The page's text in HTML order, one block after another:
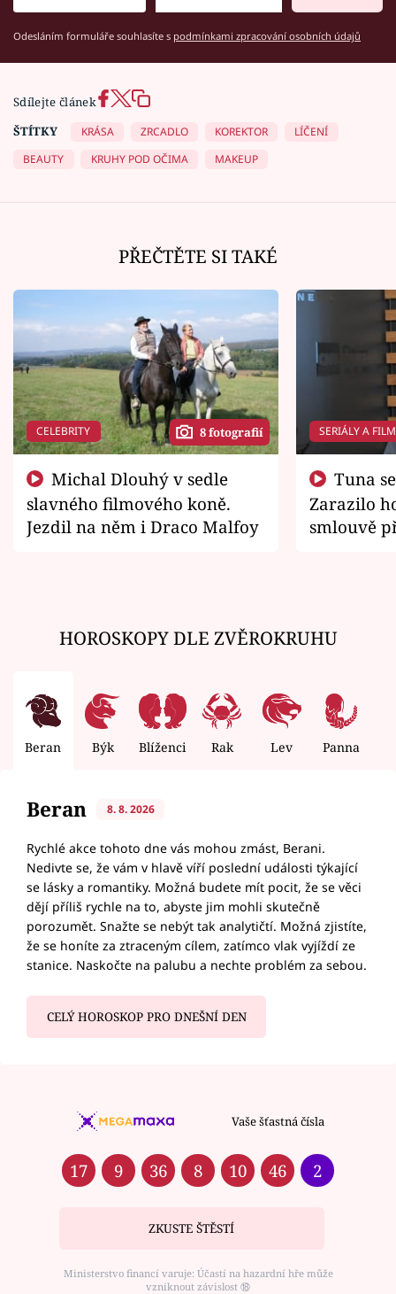
Odesláním formuláře souhlasíte s podmínkami zpracování osobních údajů
Sdílejte článek
ŠTÍTKY
KRÁSA ZRCADLO KOREKTOR
LÍČENÍ
BEAUTY
KRUHY POD OČIMA MAKEUP
PŘEČTĚTE SI TAKÉ
CELEBRITY 8 fotografií
slavného filmového koně.
Jezdil na něm i Draco Malfoy
SERIÁLY A
Zarazilo
smlouvě
HOROSKOPY DLE ZVĚROKRUHU
Beran Býk Blíženci Rak Lev Panna
Beran 8. 8. 2026
Rychlé akce tohoto dne vás mohou zmást, Berani.
Nedivte se, že vám v hlavě víří poslední události týkající
se lásky a romantiky. Možná budete mít pocit, že se věci
dějí příliš rychle na to, abyste jim mohli skutečně
porozumět. Snažte se nebýt tak analytičtí. Možná zjistíte,
že se honíte za ztraceným cílem, zatímco vlak vyjíždí ze
stanice. Naskočte na palubu a nechte problém za sebou.
CELÝ HOROSKOP PRO DNEŠNÍ DEN
Vaše šťastná čísla
17 9 36 8 10 46 2
ZKUSTE ŠTĚSTÍ
Ministerstvo financí varuje: Účastí na hazardní hře může
vzniknout závislost ⑱